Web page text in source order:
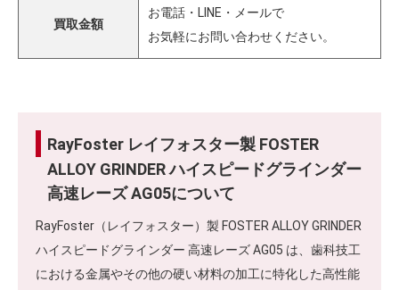
買取金額
お電話・LINE・メールで
お気軽にお問い合わせください。
RayFoster レイフォスター製 FOSTER
ALLOY GRINDER ハイスピードグラインダー
高速レーズ AG05について
RayFoster（レイフォスター）製 FOSTER ALLOY GRINDER
ハイスピードグラインダー 高速レーズ AG05 は、歯科技工
における金属やその他の硬い材料の加工に特化した高性能